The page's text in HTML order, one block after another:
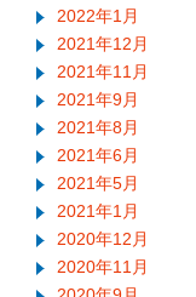
2022年1月
2021年12月
2021年11月
2021年9月
2021年8月
2021年6月
2021年5月
2021年1月
2020年12月
2020年11月